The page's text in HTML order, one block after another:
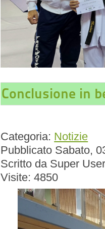
Conclusione in
Categoria: Notizie
Pubblicato Sabato,
Scritto da Super
Visite: 4850